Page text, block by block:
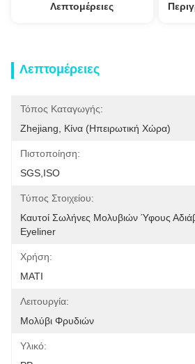
Λεπτομέρειες
Λεπτομέρειες
Τόπος Καταγωγής:
Zhejiang, Κίνα (ηπειρωτική Χώρα)
Πιστοποίηση:
SGS,ISO
Τύπος Στοιχείου:
Καυτοί Σωλήνες Μολυβιών Ύφους
Eyeliner
Χρήση:
ΜΑΤΙ
Λειτουργία:
Μολύβι Φρυδιών
Υλικό: